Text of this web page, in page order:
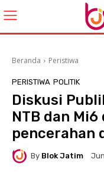
Beranda Peristiwa
PERISTIWA POLITIK
Diskusi
NTB dan
pencerahan
By Blok Jatim